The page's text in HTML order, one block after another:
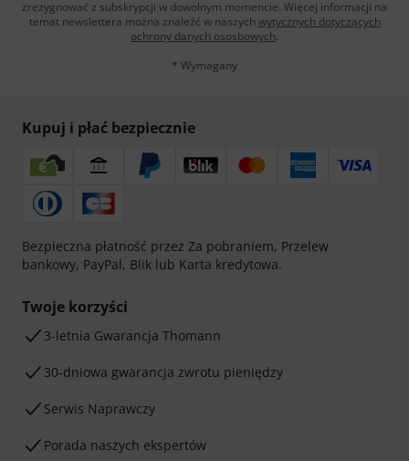
zrezygnować z subskrypcji w dowolnym momencie. Więcej informacji na
temat newslettera można znaleźć w naszych wytycznych dotyczących
ochrony danych ososbowych.
* Wymagany
Kupuj i płać bezpiecznie
Bezpieczna płatność przez Za pobraniem, Przelew
bankowy, PayPal, Blik lub Karta kredytowa.
Twoje korzyści
3-letnia Gwarancja Thomann
30-dniowa gwarancja zwrotu pieniędzy
Serwis Naprawczy
Porada naszych ekspertów